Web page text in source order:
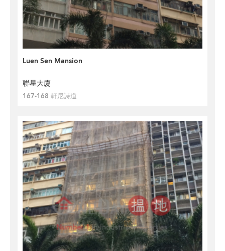
Luen Sen Mansion
聯星大廈
167-168 軒尼詩道